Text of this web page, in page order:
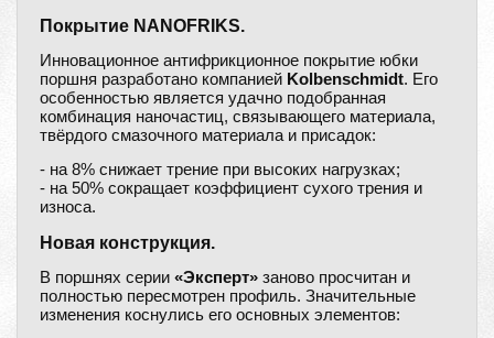
Покрытие NANOFRIKS.
Инновационное антифрикционное покрытие юбки
поршня разработано компанией Kolbenschmidt. Его
особенностью является удачно подобранная
комбинация наночастиц, связывающего материала,
твёрдого смазочного материала и присадок:
- на 8% снижает трение при высоких нагрузках;
- на 50% сокращает коэффициент сухого трения и
износа.
Новая конструкция.
В поршнях серии «Эксперт» заново просчитан и
полностью пересмотрен профиль. Значительные
изменения коснулись его основных элементов: